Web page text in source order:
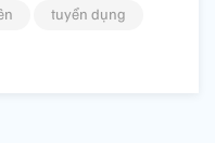
tuyển dụng